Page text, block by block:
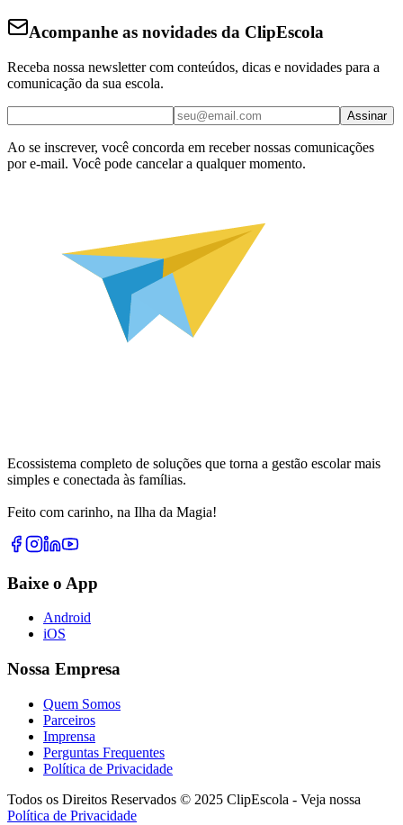
Acompanhe as novidades da ClipEscola
Receba nossa newsletter com conteúdos, dicas e novidades para a
comunicação da sua escola.
Assinar
Ao se inscrever, você concorda em receber nossas comunicações
por e-mail. Você pode cancelar a qualquer momento.
Ecossistema completo de soluções que torna a gestão escolar mais
simples e conectada às famílias.
Feito com carinho, na Ilha da Magia!
Baixe o App
Android
iOS
Nossa Empresa
Quem Somos
Parceiros
Imprensa
Perguntas Frequentes
Política de Privacidade
Todos os Direitos Reservados © 2025 ClipEscola - Veja nossa
Política de Privacidade